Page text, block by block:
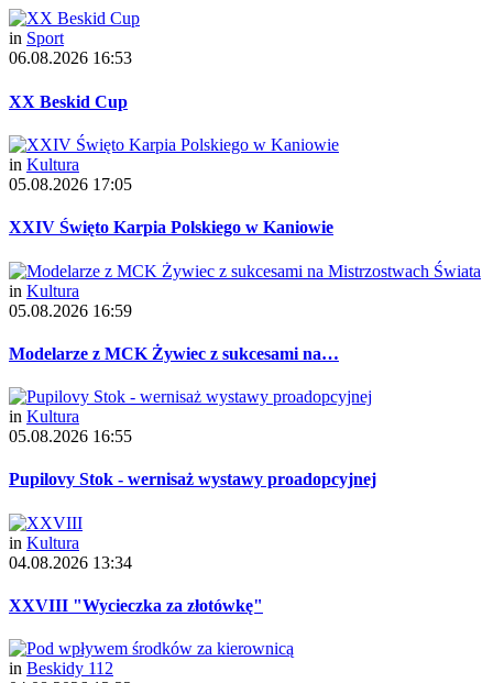
in Sport
06.08.2026 16:53
XX Beskid Cup
in Kultura
05.08.2026 17:05
XXIV Święto Karpia Polskiego w Kaniowie
in Kultura
05.08.2026 16:59
Modelarze z MCK Żywiec z sukcesami na…
in Kultura
05.08.2026 16:55
Pupilovy Stok - wernisaż wystawy proadopcyjnej
in Kultura
04.08.2026 13:34
XXVIII "Wycieczka za złotówkę"
in Beskidy 112